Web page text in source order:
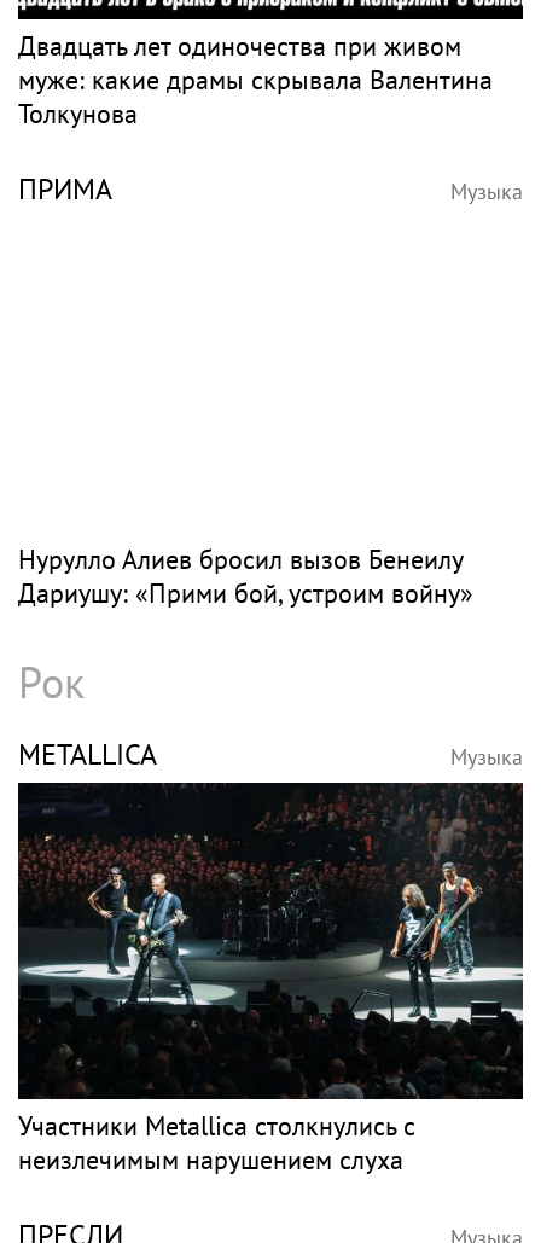
Двадцать лет одиночества при живом
муже: какие драмы скрывала Валентина
Толкунова
ПРИМА Музыка
Нурулло Алиев бросил вызов Бенеилу
Дариушу: «Прими бой, устроим войну»
Рок
METALLICA Музыка
Участники Metallica столкнулись с
неизлечимым нарушением слуха
ПРЕСЛИ Музыка